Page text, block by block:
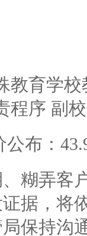
教育学
程序 副
布：
糊弄客
据，将
保持沟